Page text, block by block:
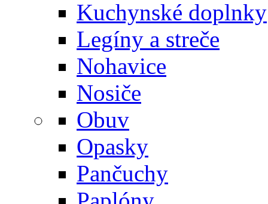
Kuchynské doplnky
Legíny a streče
Nohavice
Nosiče
Obuv
Opasky
Pančuchy